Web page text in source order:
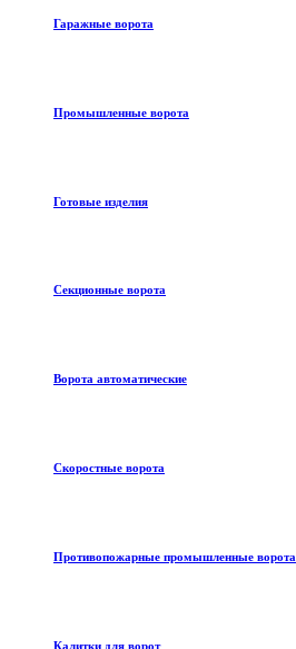
Гаражные ворота
Промышленные ворота
Готовые изделия
Секционные ворота
Ворота автоматические
Скоростные ворота
Противопожарные промышленные ворота
Калитки для ворот